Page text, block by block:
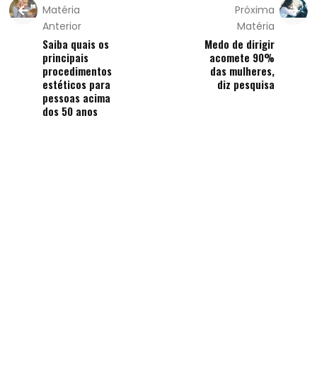
Matéria
Anterior
Saiba quais os
principais
procedimentos
estéticos para
pessoas acima
dos 50 anos
Próxima
Matéria
Medo de dirigir
acomete 90%
das mulheres,
diz pesquisa